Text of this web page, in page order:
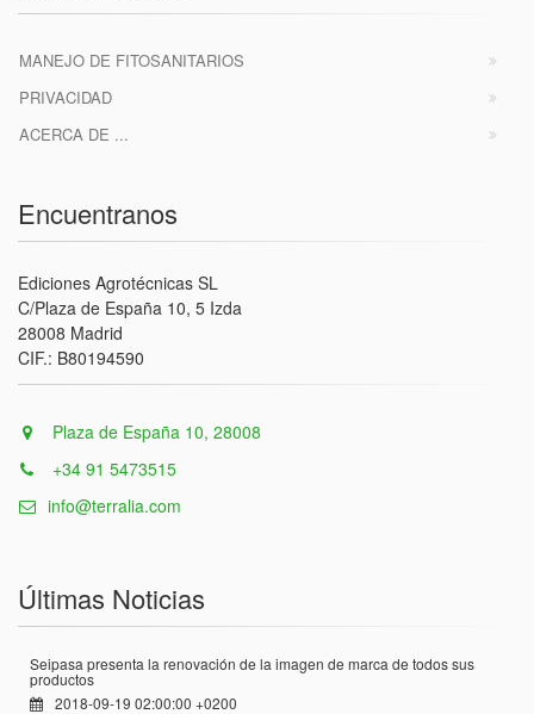
MANEJO DE FITOSANITARIOS
PRIVACIDAD
ACERCA DE ...
Encuentranos
Ediciones Agrotécnicas SL
C/Plaza de España 10, 5 Izda
28008 Madrid
CIF.: B80194590
Plaza de España 10, 28008
+34 91 5473515
info@terralia.com
Últimas Noticias
Seipasa presenta la renovación de la imagen de marca de todos sus
productos
2018-09-19 02:00:00 +0200